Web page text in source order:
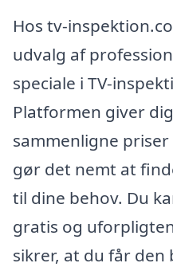
Hos tv-
udvalg af
speciale i TV-
Platformen giver
sammenligne
gør det nemt at
til dine behov. Du
gratis og
sikrer, at du får